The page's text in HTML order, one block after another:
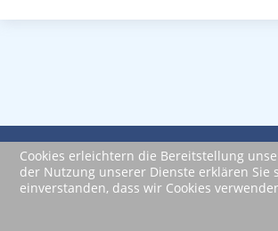
Impressum
powered by JooMega
Cookies erleichtern die Bereitstellung
der Nutzung unserer Dienste erklären Sie
einverstanden, dass wir Cookies